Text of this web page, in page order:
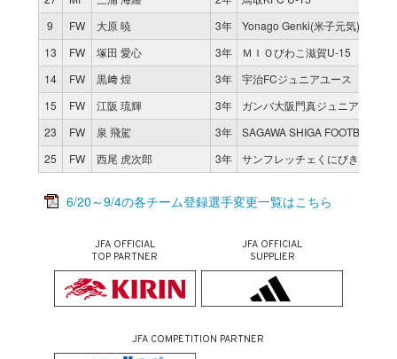
9
FW 大原 暁 3年
Yonago Genki(米子元気) SC U-
13
FW 塚田 愛心 3年
ＭＩＯびわこ滋賀U-15
14
FW 黒﨑 煌 3年
宇治FCジュニアユース
15
FW 江阪 琉輝 3年
ガンバ大阪門真ジュニアユース
23
FW 泉 飛駕 3年
SAGAWA SHIGA FOOTBALL
25
FW 西尾 虎次郎 3年 サンフレッチェくにびきFC U-
6/20～9/4の各チーム登録選手変更一覧はこちら
JFA OFFICIAL
TOP PARTNER
JFA OFFICIAL
SUPPLIER
JFA COMPETITION PARTNER